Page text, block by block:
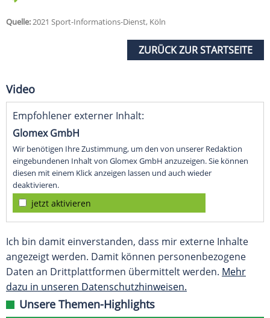
Quelle:2021 Sport-Informations-Dienst, Köln
ZURÜCK ZUR STARTSEITE
Video
Empfohlener externer Inhalt:
Glomex GmbH
Wir benötigen Ihre Zustimmung, um den von unserer Redaktion
eingebundenen Inhalt von Glomex GmbH anzuzeigen. Sie können
diesen mit einem Klick anzeigen lassen und auch wieder
deaktivieren.
jetzt aktivieren
Ich bin damit einverstanden, dass mir externe Inhalte
angezeigt werden. Damit können personenbezogene
Daten an Drittplattformen übermittelt werden. Mehr
dazu in unseren Datenschutzhinweisen.
Unsere Themen-Highlights